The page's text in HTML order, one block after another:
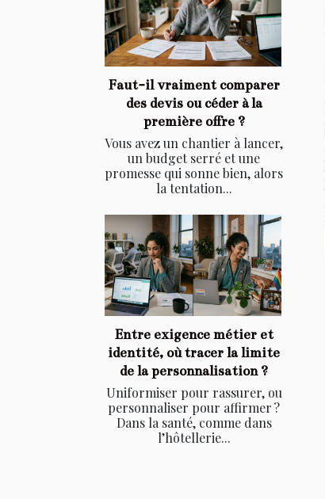
Faut-il vraiment comparer
des devis ou céder à la
première offre ?
Vous avez un chantier à lancer,
un budget serré et une
promesse qui sonne bien, alors
la tentation...
Entre exigence métier et
identité, où tracer la limite
de la personnalisation ?
Uniformiser pour rassurer, ou
personnaliser pour affirmer ?
Dans la santé, comme dans
l’hôtellerie...